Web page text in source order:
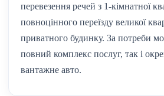
перевезення речей з 1-кімнатної
повноцінного переїзду великої
приватного будинку. За потреби
повний комплекс послуг, так і
вантажне авто.